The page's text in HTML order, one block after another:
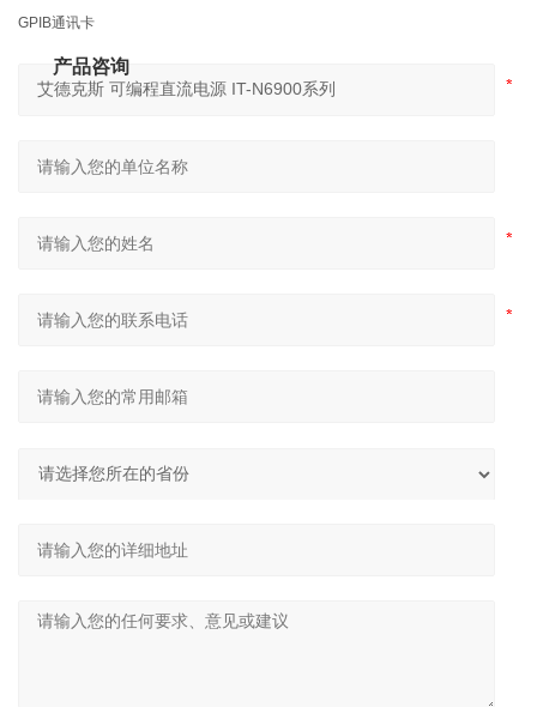
GPIB通讯卡
产品咨询